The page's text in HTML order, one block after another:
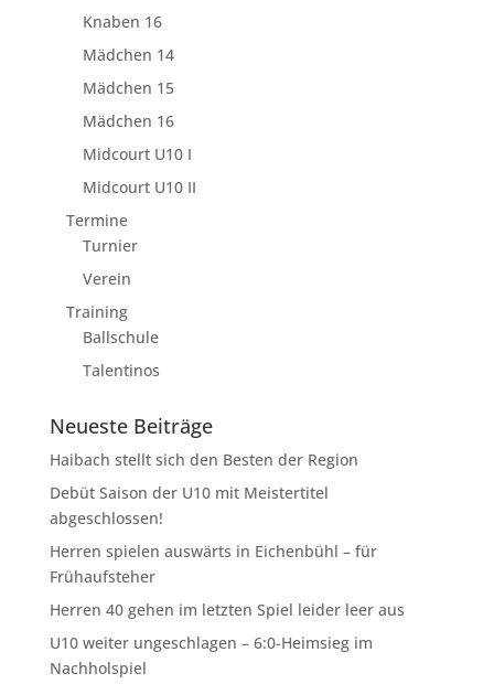
Knaben 16
Mädchen 14
Mädchen 15
Mädchen 16
Midcourt U10 I
Midcourt U10 II
Termine
Turnier
Verein
Training
Ballschule
Talentinos
Neueste Beiträge
Haibach stellt sich den Besten der Region
Debüt Saison der U10 mit Meistertitel
abgeschlossen!
Herren spielen auswärts in Eichenbühl – für
Frühaufsteher
Herren 40 gehen im letzten Spiel leider leer aus
U10 weiter ungeschlagen – 6:0-Heimsieg im
Nachholspiel